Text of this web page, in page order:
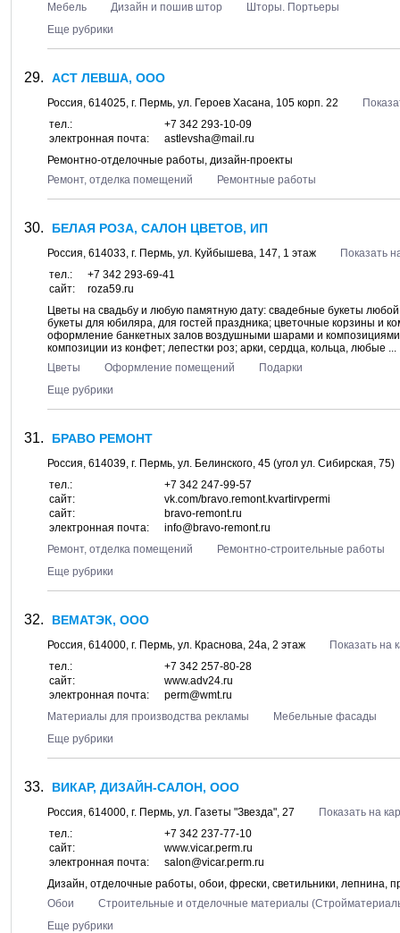
Мебель
Дизайн и пошив штор
Шторы. Портьеры
Еще рубрики
АСТ ЛЕВША, ООО
Россия, 614025, г. Пермь, ул. Героев Хасана, 105 корп. 22
тел.:
+7 342 293-10-09
электронная почта:
astlevsha@mail.ru
Ремонтно-отделочные работы, дизайн-проекты
Ремонт, отделка помещений
Ремонтные работы
БЕЛАЯ РОЗА, САЛОН ЦВЕТОВ, ИП
Россия, 614033, г. Пермь, ул. Куйбышева, 147, 1 этаж
Показать
тел.:
+7 342 293-69-41
сайт:
roza59.ru
Цветы на свадьбу и любую памятную дату: свадебные букеты
букеты для юбиляра, для гостей праздника; цветочные корзины и
оформление банкетных залов воздушными шарами и композициями
композиции из конфет; лепестки роз; арки, сердца, кольца, любые ...
Цветы
Оформление помещений
Подарки
Еще рубрики
БРАВО РЕМОНТ
Россия, 614039, г. Пермь, ул. Белинского, 45 (угол ул. Сибирская, 75)
тел.:
+7 342 247-99-57
сайт:
vk.com/bravo.remont.kvartirvpermi
сайт:
bravo-remont.ru
электронная почта:
info@bravo-remont.ru
Ремонт, отделка помещений
Ремонтно-строительные работы
Еще рубрики
ВЕМАТЭК, ООО
Россия, 614000, г. Пермь, ул. Краснова, 24а, 2 этаж
Показать на
тел.:
+7 342 257-80-28
сайт:
www.adv24.ru
электронная почта:
perm@wmt.ru
Материалы для производства рекламы
Мебельные фасады
Еще рубрики
ВИКАР, ДИЗАЙН-САЛОН, ООО
Россия, 614000, г. Пермь, ул. Газеты "Звезда", 27
Показать на
тел.:
+7 342 237-77-10
сайт:
www.vicar.perm.ru
электронная почта:
salon@vicar.perm.ru
Дизайн, отделочные работы, обои, фрески, светильники, лепнина,
Обои
Строительные и отделочные материалы
Еще рубрики